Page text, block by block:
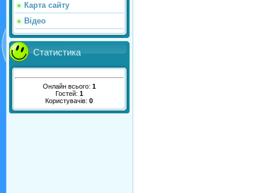
Карта сайту
Відео
Статистика
Онлайн всього: 1
Гостей: 1
Користувачів:0